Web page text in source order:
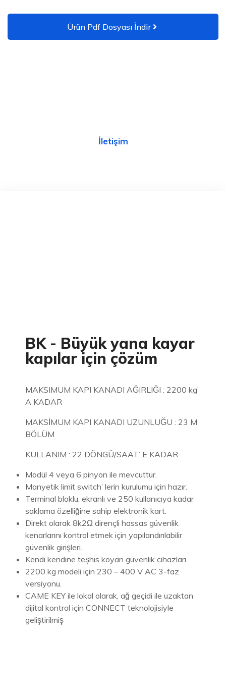
Ürün Pdf Dosyası İndir
İletişim
BK - Büyük yana kayar
kapılar için çözüm
MAKSIMUM KAPI KANADI AĞIRLIĞI : 2200 kg’
A KADAR
MAKSİMUM KAPI KANADI UZUNLUĞU : 23 M
BÖLÜM
KULLANIM : 22 DÖNGÜ/SAAT’ E KADAR
Modül 4 veya 6 pinyon ile mevcuttur.
Manyetik limit switch’ lerin kurulumu için hazır.
Terminal bloklu, ekranlı ve 250 kullanıcıya kadar
saklama özelliğine sahip elektronik kart.
Direkt olarak 8k2Ω dirençli hassas güvenlik
kenarlarını kontrol etmek için yapılandırılabilir
güvenlik girişleri.
Kendi kendine teşhis koyan güvenlik cihazları.
2200 kg modeli için 230 – 400 V AC 3-faz
versiyonu.
CAME KEY ile lokal olarak, ağ geçidi ile uzaktan
dijital kontrol için CONNECT teknolojisiyle
geliştirilmiş